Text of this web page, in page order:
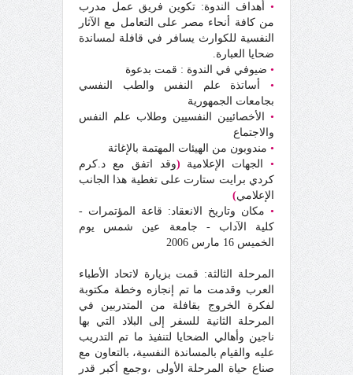
• أهداف الندوة: تكوين فريق عمل مدرب
من كافة أنحاء مصر على التعامل مع الآثار
النفسية للكوارث يسافر في قافلة لمساندة
ضحايا العبارة.
• ضيوفي في الندوة : قمت بدعوة
• أساتذة علم النفس والطب النفسي
بجامعات الجمهورية
• الأخصائيين النفسيين وطلاب علم النفس
والاجتماع
• مندوبون من الهيئات المهتمة بالإغاثة
• الجهات الإعلامية (وقد اتفق مع د.كرم
كردي برايت ستارت على تغطية هذا الجانب
الإعلامي)
• مكان وتاريخ الانعقاد: قاعة المؤتمرات -
كلية الآداب - جامعة عين شمس يوم
الخميس 16 مارس 2006
المرحلة الثالثة: قمت بزيارة لاتحاد الأطباء
العرب وقدمت ما تم إنجازه وخطة مكتوبة
لفكرة الخروج بقافلة من المتدربين في
المرحلة الثانية للسفر إلى البلاد التي بها
ناجين وأهالي الضحايا لتنفيذ ما تم التدريب
عليه والقيام بالمساندة النفسية، بالتعاون مع
صناع حياة المرحلة الأولى ،وجمع أكبر قدر